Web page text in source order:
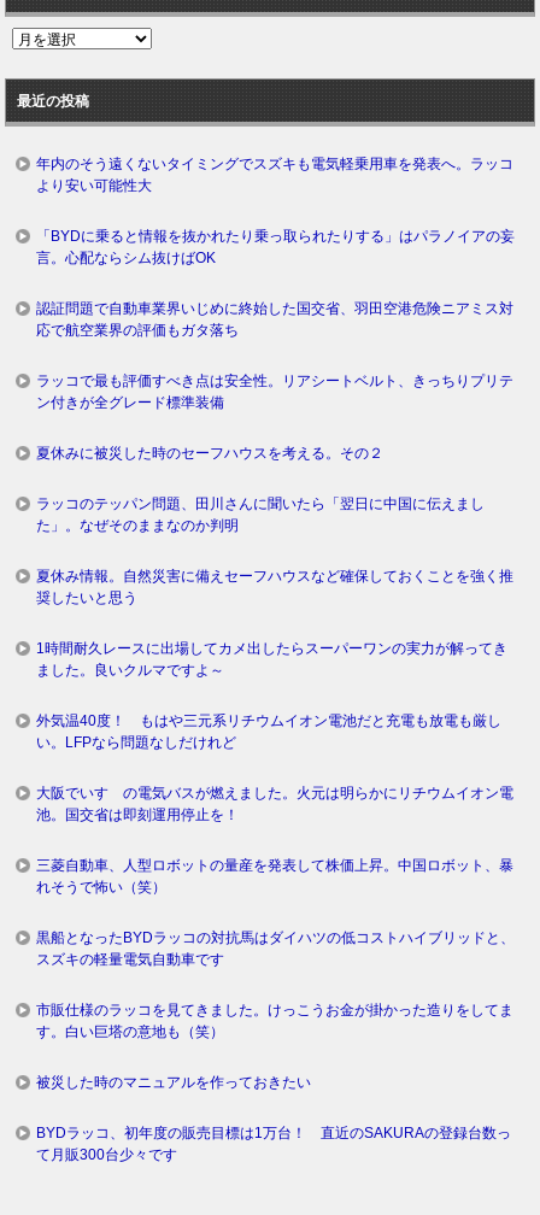
過
ロ
グ
最近の投稿
年内のそう遠くないタイミングでスズキも電気軽乗用車を発表へ。ラッコ
より安い可能性大
「BYDに乗ると情報を抜かれたり乗っ取られたりする」はパラノイアの妄
言。心配ならシム抜けばOK
認証問題で自動車業界いじめに終始した国交省、羽田空港危険ニアミス対
応で航空業界の評価もガタ落ち
ラッコで最も評価すべき点は安全性。リアシートベルト、きっちりプリテ
ン付きが全グレード標準装備
夏休みに被災した時のセーフハウスを考える。その２
ラッコのテッパン問題、田川さんに聞いたら「翌日に中国に伝えまし
た」。なぜそのままなのか判明
夏休み情報。自然災害に備えセーフハウスなど確保しておくことを強く推
奨したいと思う
1時間耐久レースに出場してカメ出したらスーパーワンの実力が解ってき
ました。良いクルマですよ～
外気温40度！ もはや三元系リチウムイオン電池だと充電も放電も厳し
い。LFPなら問題なしだけれど
大阪でいすゞの電気バスが燃えました。火元は明らかにリチウムイオン電
池。国交省は即刻運用停止を！
三菱自動車、人型ロボットの量産を発表して株価上昇。中国ロボット、暴
れそうで怖い（笑）
黒船となったBYDラッコの対抗馬はダイハツの低コストハイブリッドと、
スズキの軽量電気自動車です
市販仕様のラッコを見てきました。けっこうお金が掛かった造りをしてま
す。白い巨塔の意地も（笑）
被災した時のマニュアルを作っておきたい
BYDラッコ、初年度の販売目標は1万台！ 直近のSAKURAの登録台数っ
て月販300台少々です